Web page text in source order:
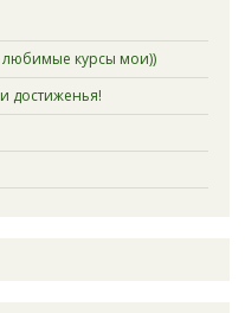
курсы мои))
достиженья!